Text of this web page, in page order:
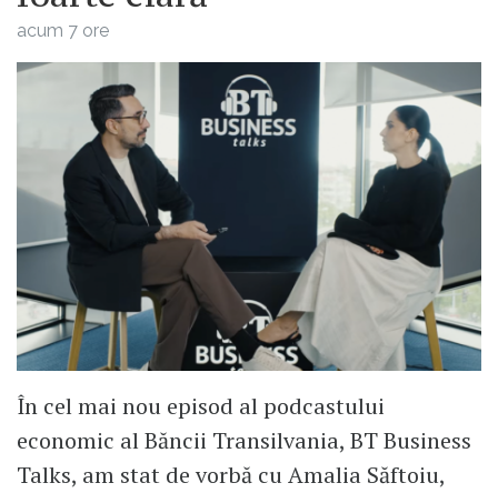
acum 7 ore
În cel mai nou episod al podcastului
economic al Băncii Transilvania, BT Business
Talks, am stat de vorbă cu Amalia Săftoiu,